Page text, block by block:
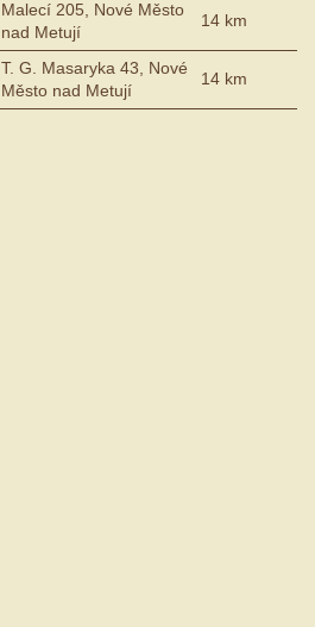
Malecí 205, Nové Město
nad Metují
14 km
T. G. Masaryka 43, Nové
Město nad Metují
14 km